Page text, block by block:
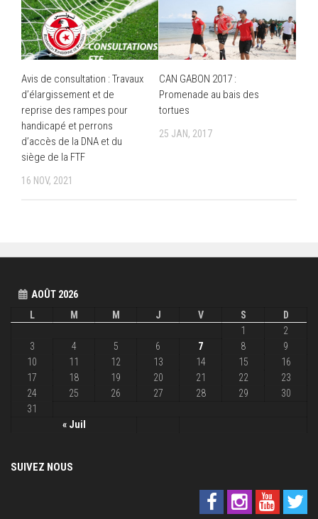
Avis de consultation : Travaux
d’élargissement et de
reprise des rampes pour
handicapé et perrons
d’accès de la DNA et du
siège de la FTF
16 NOV, 2021
CAN GABON 2017 :
Promenade au bais des
tortues
25 JAN, 2017
AOÛT 2026
L
M M J V S D
« Juil
1
2
3
4 5 6 7 8
9
10
11 12 13 14 15
16
17
18 19 20 21 22
23
24
25 26 27 28 29
30
31
SUIVEZ NOUS